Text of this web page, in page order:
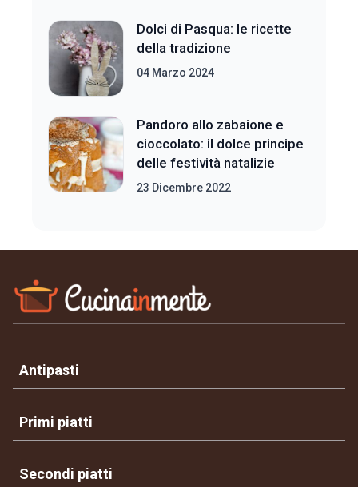
Dolci di Pasqua: le ricette
della tradizione
04 Marzo 2024
Pandoro allo zabaione e
cioccolato: il dolce principe
delle festività natalizie
23 Dicembre 2022
Antipasti
Primi piatti
Secondi piatti